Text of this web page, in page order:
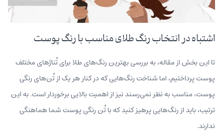
اشتباه در انتخاب رنگ طلای مناسب با رنگ پوست
تا این بخش از مقاله، به بررسی بهترین رنگ‌های طلا برای تُناژهای مختلف
پوست پرداختیم، اما شناخت رنگ‌هایی که در کنار هر یک از تُن‌های رنگی
پوست، مناسب به نظر نمی‌رسند نیز از اهمیت بالایی برخوردار است. به این
ترتیب، باید از رنگ‌هایی پرهیز کنید که با تُن رنگی پوست شما هماهنگی
ندارند.